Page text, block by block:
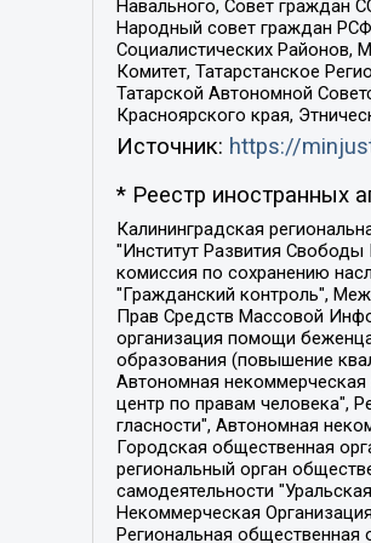
Навального, Совет граждан
Народный совет граждан
Социалистических Районов,
Комитет, Татарстанское
Татарской Автономной
Красноярского края,
Источник: https://
* Реестр иностранных
Калининградская региональная общественная организация "Экозащита!-Женсовет", Фонд содействия защите прав и свобод граждан "Общественный вердикт", Фонд "Институт Развития Свободы Информации", Частное учреждение "Информационное агентство МЕМО. РУ", Региональная общественная организация "Общественная комиссия по сохранению наследия академика Сахарова", Фонд поддержки свободы прессы, Санкт-Петербургская общественная правозащитная организация "Гражданский контроль", Межрегиональная общественная организация "Информационно-просветительский центр "Мемориал", Региональный Фонд "Центр Защиты Прав Средств Массовой Информации", с 05.12.2023 Фонд "Центр Защиты Прав Средств массовой информации", Региональная общественная благотворительная организация помощи беженцам и мигрантам "Гражданское содействие", Негосударственное образовательное учреждение дополнительного профессионального образования (повышение квалификации) специалистов "АКАДЕМИЯ ПО ПРАВАМ ЧЕЛОВЕКА", Свердловская региональная общественная организация "Сутяжник", Автономная некоммерческая организация "Центр независимых социологических исследований", Союз общественных объединений "Российский исследовательский центр по правам человека", Региональное общественное учреждение научно-информационный центр "МЕМОРИАЛ", Некоммерческая организация "Фонд защиты гласности", Автономная некоммерческая организация "Институт прав человека", Городская общественная организация "Екатеринбургское общество "МЕМОРИАЛ", Городская общественная организация "Рязанское историко-просветительское и правозащитное общество "Мемориал" (Рязанский Мемориал), Челябинский региональный орган общественной самодеятельности – женское общественное объединение "Женщины Евразии",